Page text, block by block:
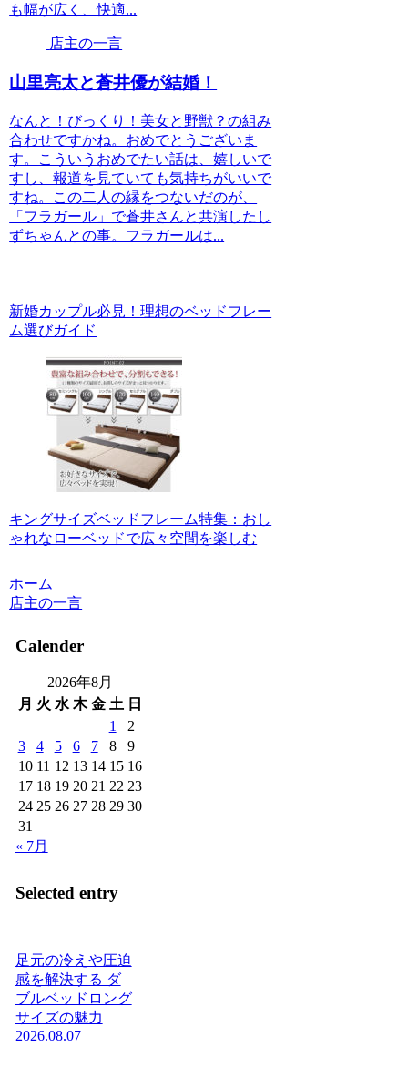
も幅が広く、快適...
店主の一言
山里亮太と蒼井優が結婚！
なんと！びっくり！美女と野獣？の組み
合わせですかね。おめでとうございま
す。こういうおめでたい話は、嬉しいで
すし、報道を見ていても気持ちがいいで
すね。この二人の縁をつないだのが、
「フラガール」で蒼井さんと共演したし
ずちゃんとの事。フラガールは...
新婚カップル必見！理想のベッドフレー
ム選びガイド
キングサイズベッドフレーム特集：おし
ゃれなローベッドで広々空間を楽しむ
ホーム
店主の一言
Calender
2026年8月
月 火 水 木 金 土 日
1
2
3
4 5 6 7 8
9
10 11 12 13 14 15 16
17 18 19 20 21 22 23
24 25 26 27 28 29 30
31
« 7月
Selected entry
足元の冷えや圧迫
感を解決する ダ
ブルベッドロング
サイズの魅力
2026.08.07